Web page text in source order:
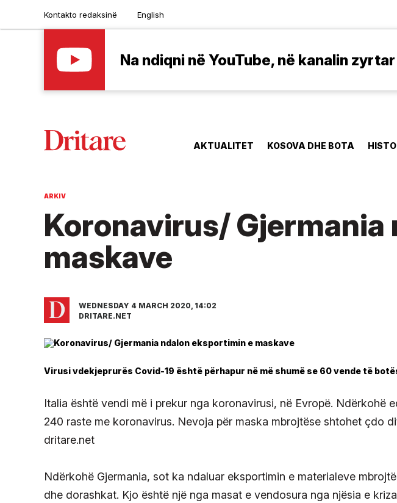
Kontakto redaksinë English
Na ndiqni në YouTube, në kanalin
AKTUALITET KOSOVA DHE BOTA
ARKIV
Koronavirus/
maskave
WEDNESDAY 4 MARCH 2020, 14:02
DRITARE.NET
Virusi vdekjeprurës Covid-19 është përhapur në më shumë se 60 vende të
Italia është vendi më i prekur nga koronavirusi, në Evropë. Ndërkohë
240 raste me koronavirus. Nevoja për maska mbrojtëse shtohet çdo
dritare.net
Ndërkohë Gjermania, sot ka ndaluar eksportimin e materialeve
dhe dorashkat. Kjo është një nga masat e vendosura nga njësia e